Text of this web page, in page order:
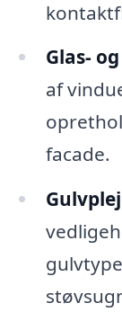
Glas-
af
facade.